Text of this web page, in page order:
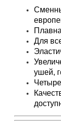
Для
ушей,